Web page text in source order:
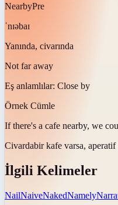
NearbyPre
ˈnɪəbaɪ
Yanında, civarında
Not far away
Eş anlamlılar: Close by
Örnek Cümle
If there's a cafe nearby, we
Civardabir kafe varsa,
İlgili Kelimeler
NailNaiveNakedNamely